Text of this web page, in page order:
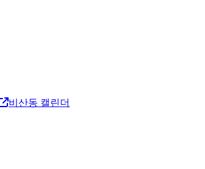
비산동 캘린더